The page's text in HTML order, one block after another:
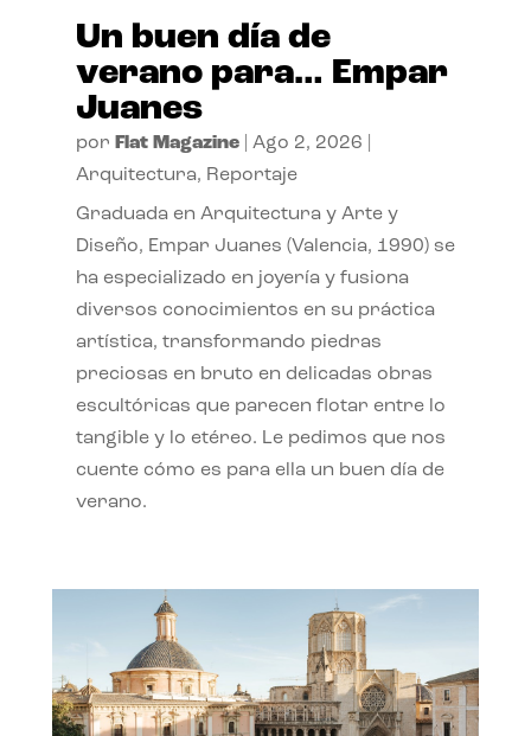
Un buen día de
verano para… Empar
Juanes
por Flat Magazine| Ago 2, 2026
Arquitectura, Reportaje
Graduada en Arquitectura y Arte y
Diseño, Empar Juanes (Valencia, 1990) se
ha especializado en joyería y fusiona
diversos conocimientos en su práctica
artística, transformando piedras
preciosas en bruto en delicadas obras
escultóricas que parecen flotar entre lo
tangible y lo etéreo. Le pedimos que nos
cuente cómo es para ella un buen día de
verano.